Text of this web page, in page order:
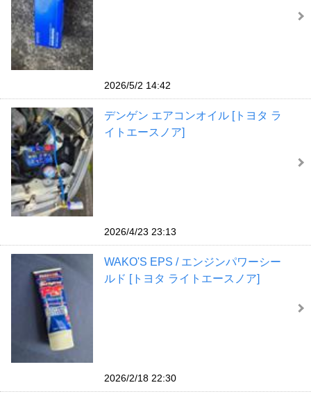
2026/5/2 14:42
デンゲン エアコンオイル [トヨタ ラ
イトエースノア]
2026/4/23 23:13
WAKO'S EPS / エンジンパワーシー
ルド [トヨタ ライトエースノア]
2026/2/18 22:30